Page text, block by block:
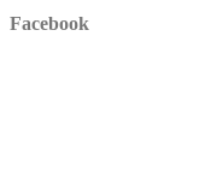
Facebook